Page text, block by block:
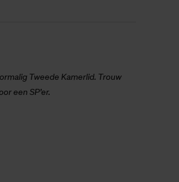
Tweede Kamerlid. Trouw
een SP’er.